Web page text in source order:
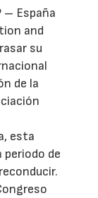
– España
and
su
de la
esta
de